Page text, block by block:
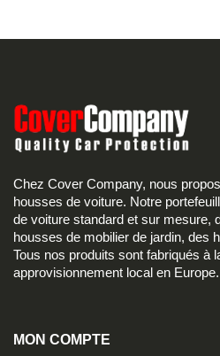
Chez Cover Company, nous
housses de voiture. Notre
de voiture standard et sur mesure,
housses de mobilier de jardin, des
Tous nos produits sont fabriqués à
approvisionnement local en Europe.
MON COMPTE